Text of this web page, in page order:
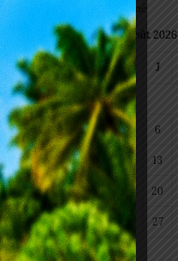
visite médicale à Lomé
août 2026
L M M J
3 4 5 6
10 11 12 13
17 18 20
24 25 26 27
31